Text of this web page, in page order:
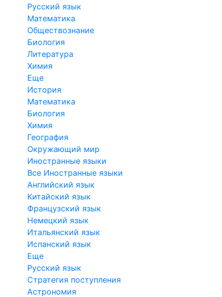
Русский язык
Математика
Обществознание
Биология
Литература
Химия
Еще
История
Математика
Биология
Химия
География
Окружающий мир
Иностранные языки
Все Иностранные языки
Английский язык
Китайский язык
Французский язык
Немецкий язык
Итальянский язык
Испанский язык
Еще
Русский язык
Стратегия поступления
Астрономия